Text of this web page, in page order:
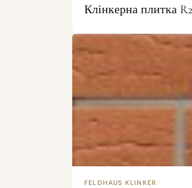
Клінкерна плитка
FELDHAUS KLINKER